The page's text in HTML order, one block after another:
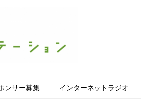
ンサー募集 インターネットラジオ